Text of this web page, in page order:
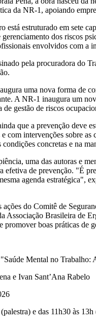
da NR-1, apoiando
está estruturado em sete
dos riscos
envolvidos com a
pela procuradora do
uma nova forma de
A NR-1 inaugura um
de gestão de riscos
que a prevenção deve
com intervenções sobre
condições concretas e na
uma das autoras e
efetiva de prevenção. "É
agenda estratégica",
ações do Comitê de
Associação Brasileira de
boas práticas de
"Saúde Mental no Trabalho:
e Ivan Sant’Ana Rabelo
e das 11h30 às